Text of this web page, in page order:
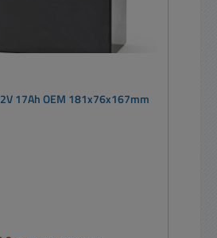
17Ah OEM 181x76x167mm